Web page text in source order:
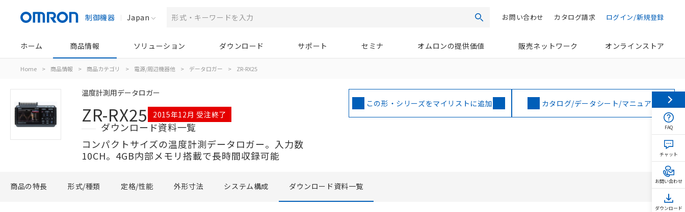
制御機器 Japan 検索 ログイン/新規登録
カタログ請求
お問い合わせ
ホーム 商品情報 ソリューション ダウンロード サポート セミナ オムロンの提供価値 販売ネットワーク オンラインストア
Home > 商品情報 > 商品カテゴリ > 電源/周辺機器他 > データロガー > ZR-RX25
温度計測用データロガー
ZR-RX25 2015年12月 受注終了
ダウンロード資料一覧
コンパクトサイズの温度計測データロガー。入力数
10CH。4GB内部メモリ搭載で長時間収録可能
この形・シリーズをマイリストに追加 カタログ/データシート/マニュアル
商品の特長 形式/種類 定格/性能 外形寸法 システム構成 ダウンロード資料一覧
FAQ
チャット
お問い合わせ
ダウンロード